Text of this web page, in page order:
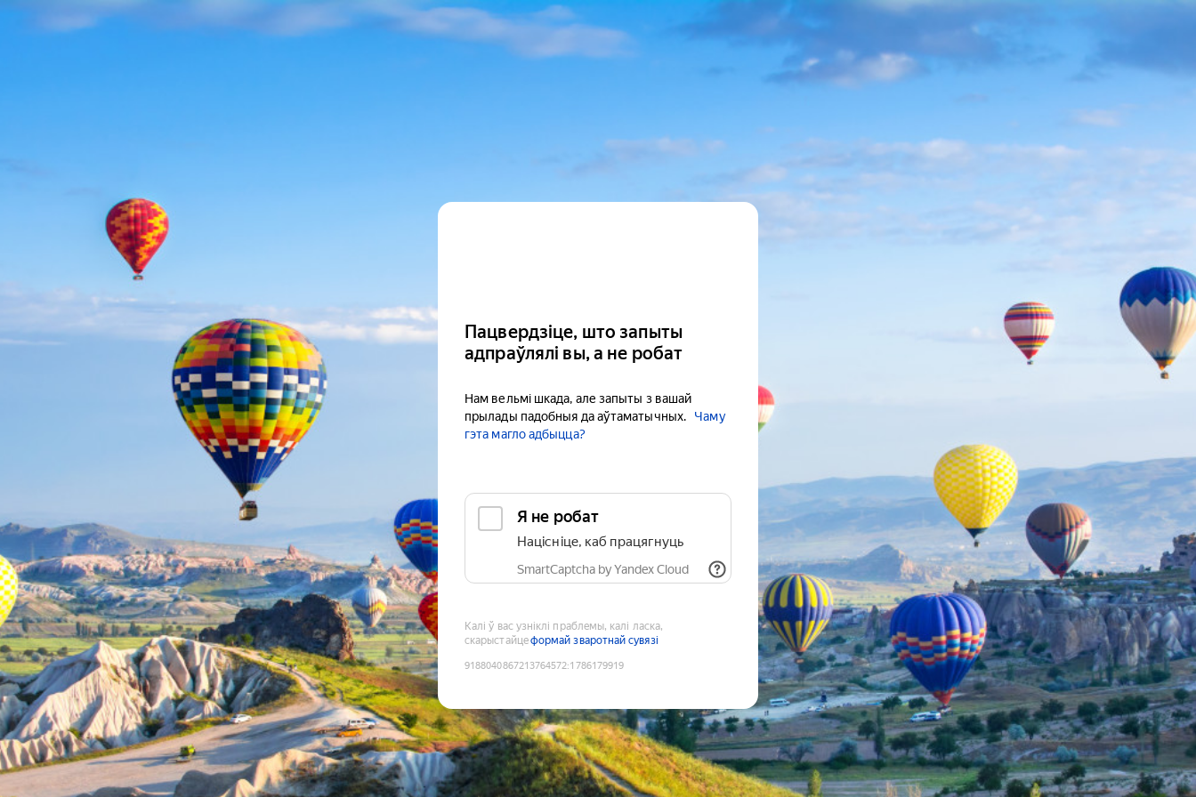
Пацвердзіце, што запыты
адпраўлялі вы, а не робат
Нам вельмі шкада, але запыты з вашай
прылады падобныя да аўтаматычных.
Чаму
гэта магло адбыцца?
Я не робат
Націсніце, каб працягнуць
SmartCaptcha by Yandex Cloud
Калі ў вас узніклі праблемы, калі ласка,
скарыстайцеформай зваротнай сувязі
9188040867213764572:1786179919